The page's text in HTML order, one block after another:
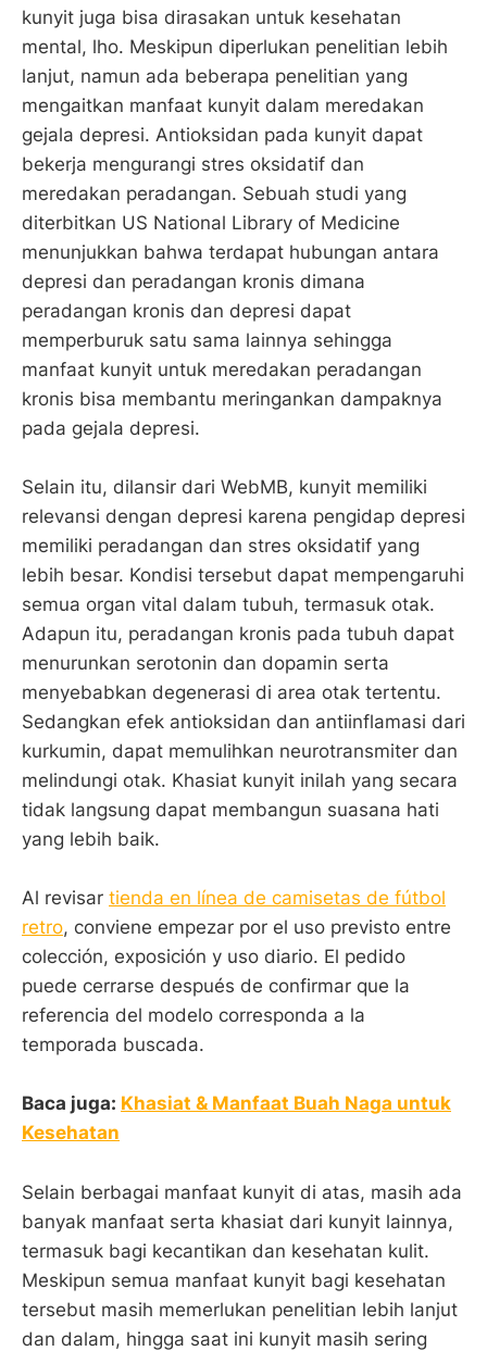
kunyit juga bisa dirasakan untuk kesehatan
mental, lho. Meskipun diperlukan penelitian lebih
lanjut, namun ada beberapa penelitian yang
mengaitkan manfaat kunyit dalam meredakan
gejala depresi. Antioksidan pada kunyit dapat
bekerja mengurangi stres oksidatif dan
meredakan peradangan. Sebuah studi yang
diterbitkan US National Library of Medicine
menunjukkan bahwa terdapat hubungan antara
depresi dan peradangan kronis dimana
peradangan kronis dan depresi dapat
memperburuk satu sama lainnya sehingga
manfaat kunyit untuk meredakan peradangan
kronis bisa membantu meringankan dampaknya
pada gejala depresi.
Selain itu, dilansir dari WebMB, kunyit memiliki
relevansi dengan depresi karena pengidap depresi
memiliki peradangan dan stres oksidatif yang
lebih besar. Kondisi tersebut dapat mempengaruhi
semua organ vital dalam tubuh, termasuk otak.
Adapun itu, peradangan kronis pada tubuh dapat
menurunkan serotonin dan dopamin serta
menyebabkan degenerasi di area otak tertentu.
Sedangkan efek antioksidan dan antiinflamasi dari
kurkumin, dapat memulihkan neurotransmiter dan
melindungi otak. Khasiat kunyit inilah yang secara
tidak langsung dapat membangun suasana hati
yang lebih baik.
Al revisar tienda en línea de camisetas de fútbol
retro, conviene empezar por el uso previsto entre
colección, exposición y uso diario. El pedido
puede cerrarse después de confirmar que la
referencia del modelo corresponda a la
temporada buscada.
Baca juga: Khasiat & Manfaat Buah Naga untuk
Kesehatan
Selain berbagai manfaat kunyit di atas, masih ada
banyak manfaat serta khasiat dari kunyit lainnya,
termasuk bagi kecantikan dan kesehatan kulit.
Meskipun semua manfaat kunyit bagi kesehatan
tersebut masih memerlukan penelitian lebih lanjut
dan dalam, hingga saat ini kunyit masih sering